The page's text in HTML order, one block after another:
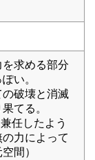
求める部分
い。
破壊と消滅
てる。
任したよう
力によって
間）